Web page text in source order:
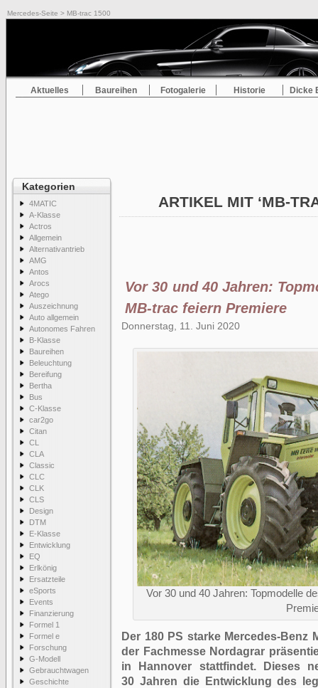
Mercedes-Seite > MB-trac 1500
Aktuelles Baureihen Fotogalerie Historie Dicke
Kategorien
4MATIC
A-Klasse
Actros
Allgemein
Alternativantrieb
AMG
Antos
Arocs
Atego
Auszeichnung
Auto allgemein
Autonomes Fahren
B-Klasse
Baureihen
Beleuchtung
Bereifung
Bertha
Bus
C-Klasse
car2go
Citan
CL
CLA
Classic
CLC
CLK
CLS
Design
DTM
E-Klasse
Entwicklung
EQ
Erlkönig
Ersatzteile
eSports
Events
Finanzierung
Formel 1
Formel e
Forschung
G-Modell
Gebrauchtwagen
Geschichte
ARTIKEL MIT ‘MB-
Vor 30 und 40 Jahren:
MB-trac feiern Premiere
Donnerstag, 11. Juni 2020
Vor 30 und 40 Jahren: Topmodelle
Der 180 PS starke Mercedes-Benz
der Fachmesse Nordagrar
in Hannover stattfindet. Dieses
30 Jahren die Entwicklung des